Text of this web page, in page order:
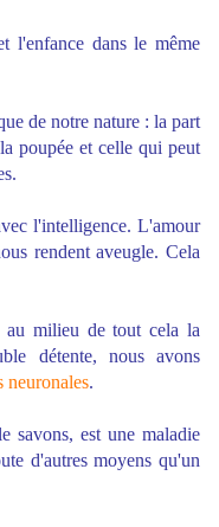
l'enfance dans le même
de notre nature : la part
poupée et celle qui peut
l'intelligence. L'amour
rendent aveugle. Cela
au milieu de tout cela la
détente, nous avons
neuronales.
savons, est une maladie
d'autres moyens qu'un